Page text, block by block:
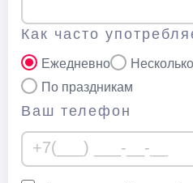
Как часто
Ежедневно
По праздникам
Ваш телефон